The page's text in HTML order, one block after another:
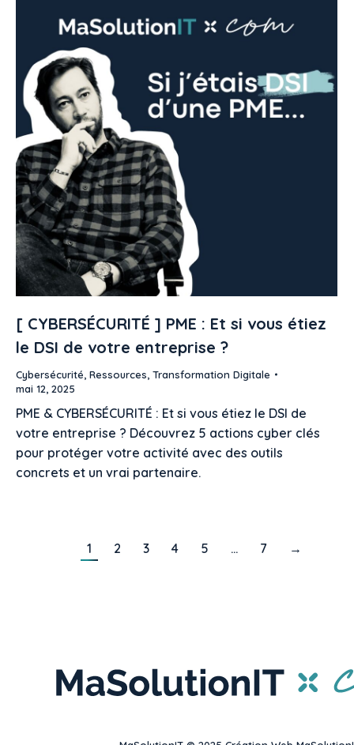
[ CYBERSÉCURITÉ ] PME : Et si vous étiez
le DSI de votre entreprise ?
Cybersécurité, Ressources, Transformation Digitale
mai 12, 2025
PME & CYBERSÉCURITÉ : Et si vous étiez le DSI de
votre entreprise ? Découvrez 5 actions cyber clés
pour protéger votre activité avec des outils
concrets et un vrai partenaire.
1 2 3 4 5 … 7 →